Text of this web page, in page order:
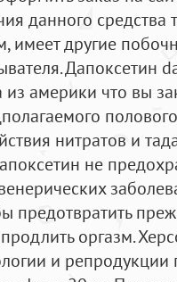
данного
имеет другие
Дапоксетин
из америки что вы
нитратов и
не
предотвратить
оргазм.
и репродукции